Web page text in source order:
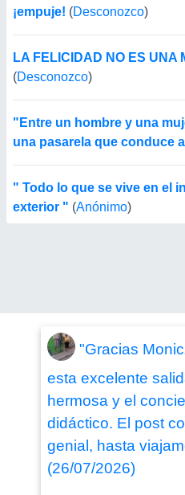
¡empuje! (Desconozco)
LA FELICIDAD NO ES UNA
(Desconozco)
"Entre un hombre y una
una pasarela que conduce
" Todo lo que se vive en el
exterior " (Anónimo)
"Gracias
esta excelente
hermosa y el
didáctico. El post
genial, hasta
(26/07/2026)